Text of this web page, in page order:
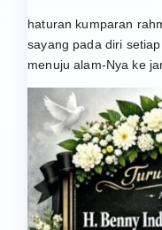
haturan kumparan
sayang pada diri
menuju alam-Nya ke